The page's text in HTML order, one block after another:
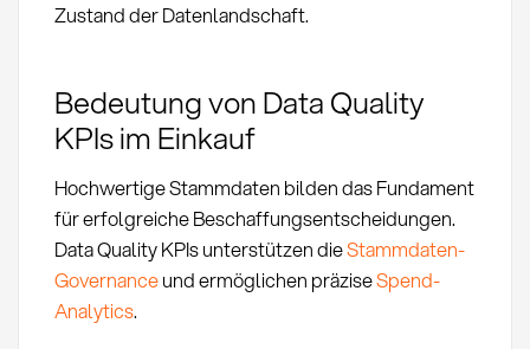
Zustand der Datenlandschaft.
Bedeutung von Data Quality
KPIs im Einkauf
Hochwertige Stammdaten bilden das Fundament
für erfolgreiche Beschaffungsentscheidungen.
Data Quality KPIs unterstützen dieStammdaten-
Governanceund ermöglichen präziseSpend-
Analytics.